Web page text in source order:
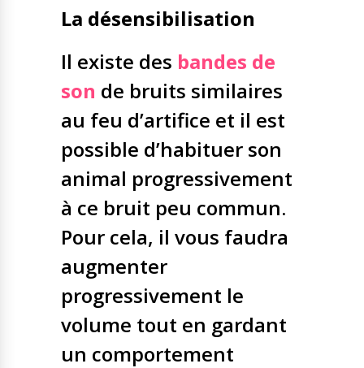
La désensibilisation
Il existe des bandes de
son de bruits similaires
au feu d’artifice et il est
possible d’habituer son
animal progressivement
à ce bruit peu commun.
Pour cela, il vous faudra
augmenter
progressivement le
volume tout en gardant
un comportement